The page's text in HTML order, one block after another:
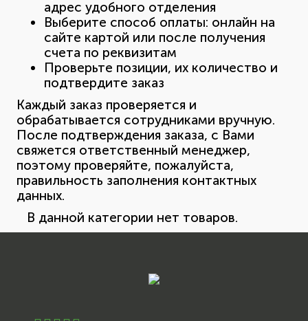
адрес удобного отделения
Выберите способ оплаты: онлайн на
сайте картой или после получения
счета по реквизитам
Проверьте позиции, их количество и
подтвердите заказ
Каждый заказ проверяется и
обрабатывается сотрудниками вручную.
После подтверждения заказа, с Вами
свяжется ответственный менеджер,
поэтому проверяйте, пожалуйста,
правильность заполнения контактных
данных.
В данной категории нет товаров.